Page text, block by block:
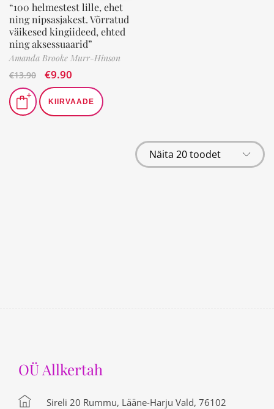
“100 helmestest lille, ehet
ning nipsasjakest. Võrratud
väikesed kingiideed, ehted
ning aksessuaarid”
Amanda Brooke Murr-Hinson
€13.90 €9.90
KIIRVAADE
OÜ Allkertah
Sireli 20 Rummu, Lääne-Harju Vald, 76102